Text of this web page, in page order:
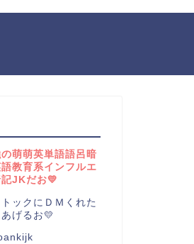
萌萌英単語語呂暗
教育系インフルエ
JKだお💛
ックにＤＭくれた
げるお💛